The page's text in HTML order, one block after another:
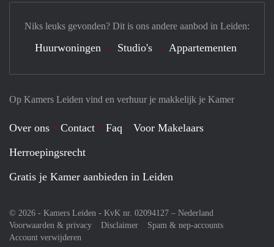
Op Kamers Leiden vind en verhuur je makkelijk je Kamer
Over ons Contact Faq
Voor Makelaars
Herroepingsrecht
Gratis je Kamer aanbieden in Leiden
© 2026 - Kamers Leiden - KvK nr. 02094127 – Nederland
Voorwaarden & privacy
Disclaimer
Spam & nep-accounts
Account verwijderen
Niks leuks gevonden? Dit is ons andere aanbod in Leiden:
Huurwoningen Studio's Appartementen